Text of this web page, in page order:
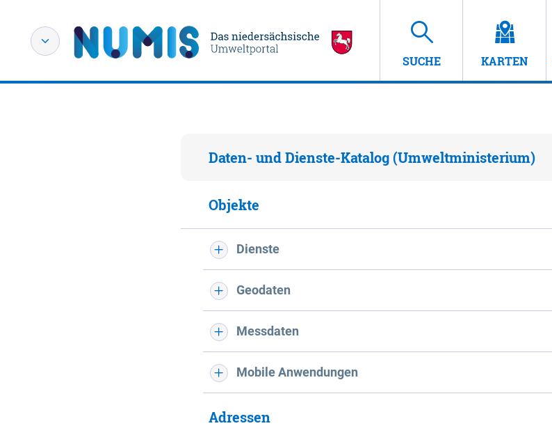
SUCHE KARTEN
Daten- und Dienste-Katalog (Umweltministerium)
Objekte
Dienste
Geodaten
Messdaten
Mobile Anwendungen
Adressen